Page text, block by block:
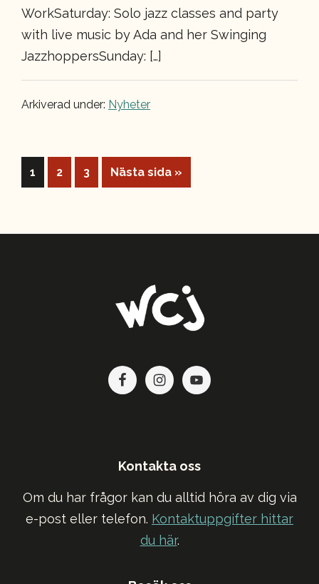
WorkSaturday: Solo jazz classes and party
with live music by Ada and her Swinging
JazzhoppersSunday: […]
Arkiverad under: Nyheter
Sida
1 Sida
2 Sida
3
Go
to
Nästa sida »
Kontakta oss
Om du har frågor kan du alltid höra av dig via
e-post eller telefon. Kontaktuppgifter hittar
du här.